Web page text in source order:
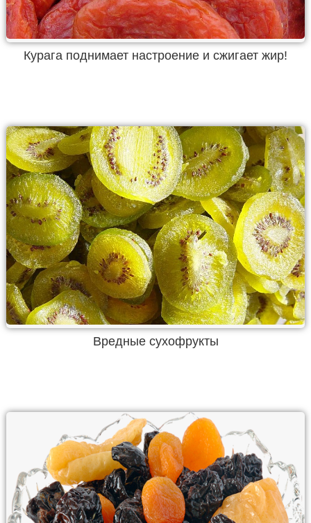
Курага поднимает настроение и сжигает жир!
Вредные сухофрукты